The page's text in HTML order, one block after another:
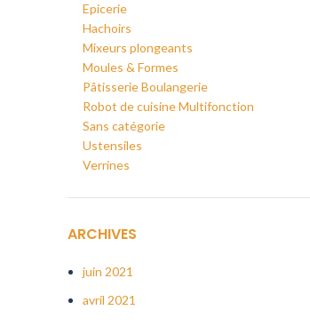
Epicerie
Hachoirs
Mixeurs plongeants
Moules & Formes
Pâtisserie Boulangerie
Robot de cuisine Multifonction
Sans catégorie
Ustensiles
Verrines
ARCHIVES
juin 2021
avril 2021